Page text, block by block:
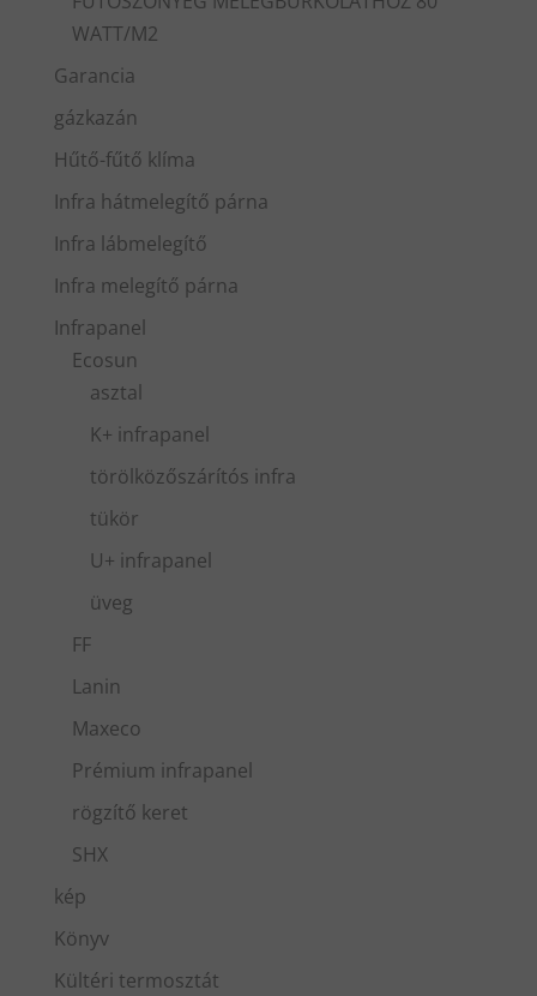
WATT/M2
Garancia
gázkazán
Hűtő-fűtő klíma
Infra hátmelegítő párna
Infra lábmelegítő
Infra melegítő párna
Infrapanel
Ecosun
asztal
K+ infrapanel
törölközőszárítós infra
tükör
U+ infrapanel
üveg
FF
Lanin
Maxeco
Prémium infrapanel
rögzítő keret
SHX
kép
Könyv
Kültéri termosztát